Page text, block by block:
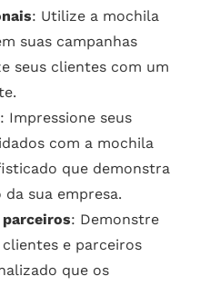
: Utilize a mochila
suas campanhas
seus clientes com um
: Impressione seus
com a mochila
que demonstra
sua empresa.
: Demonstre
e parceiros
que os